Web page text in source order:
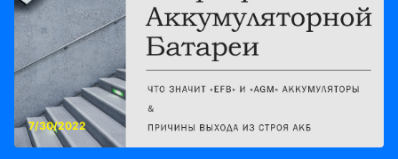
7/30/2022